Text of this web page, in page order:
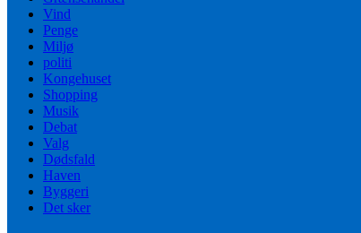
Vind
Penge
Miljø
politi
Kongehuset
Shopping
Musik
Debat
Valg
Dødsfald
Haven
Byggeri
Det sker